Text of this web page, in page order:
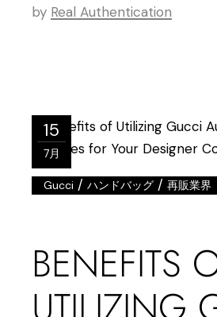
by Real Authentication
15
7月
Gucci /ハンドバッグ /再販業界
BENEFITS